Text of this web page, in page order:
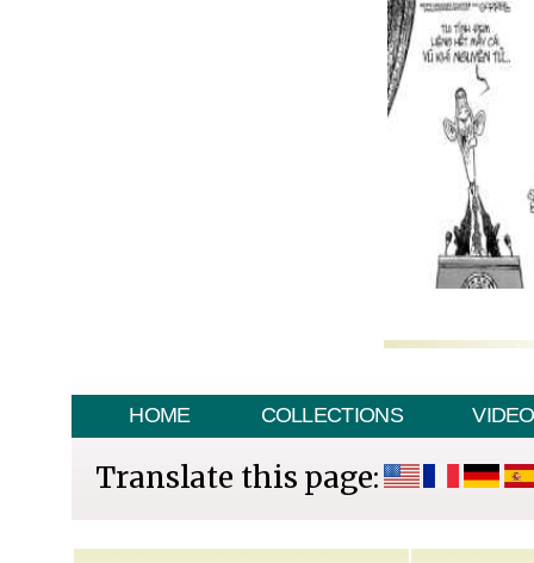
HOME COLLECTIONS VIDEO
Translate this page: